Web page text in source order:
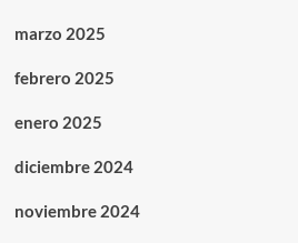
marzo 2025
febrero 2025
enero 2025
diciembre 2024
noviembre 2024